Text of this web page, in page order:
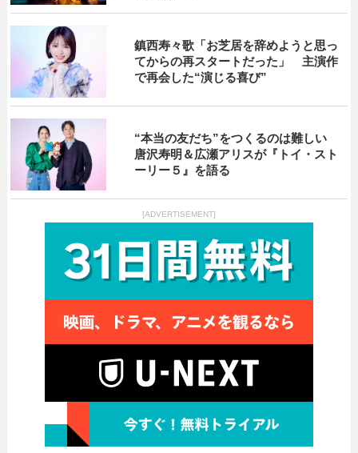
鎮西寿々歌「お芝居を辞めようと思っ
てからの再スタートだった」 主演作
で再会した“演じる喜び”
“本当の友だち”をつくるのは難しい
唐沢寿明＆広瀬アリスが『トイ・スト
ーリー５』を語る
[ADVERTISEMENT]